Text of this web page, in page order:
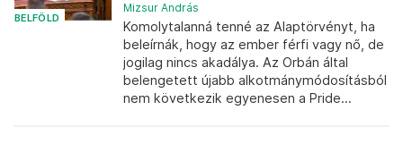
BELFÖLD
Mizsur András
Komolytalanná tenné az Alaptörvényt, ha
beleírnák, hogy az ember férfi vagy nő, de
jogilag nincs akadálya. Az Orbán által
belengetett újabb alkotmánymódosításból
nem következik egyenesen a Pride...